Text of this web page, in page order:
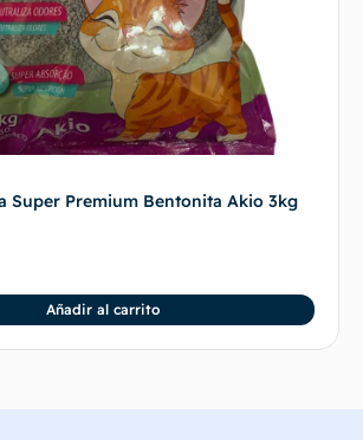
Super Premium Bentonita Akio 3kg
Añadir al carrito